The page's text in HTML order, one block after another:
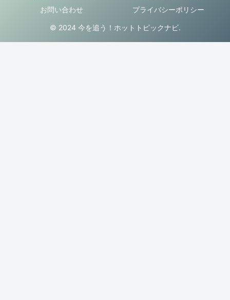
お問い合わせ
プライバシーポリシー
© 2024 今を追う！ホットトピックナビ.